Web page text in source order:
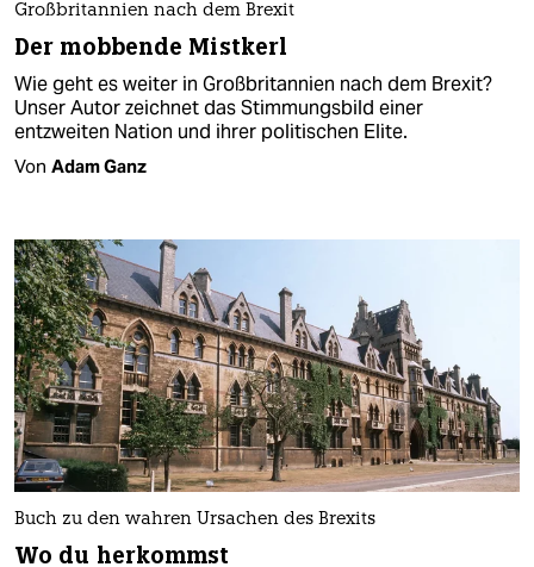
Großbritannien nach dem Brexit
Der mobbende Mistkerl
Wie geht es weiter in Großbritannien nach dem Brexit?
Unser Autor zeichnet das Stimmungsbild einer
entzweiten Nation und ihrer politischen Elite.
Von Adam Ganz
Buch zu den wahren Ursachen des Brexits
Wo du herkommst